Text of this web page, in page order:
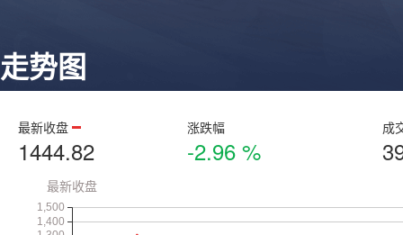
走势图
最新收盘
1444.82
涨跌幅
-2.96 %
成